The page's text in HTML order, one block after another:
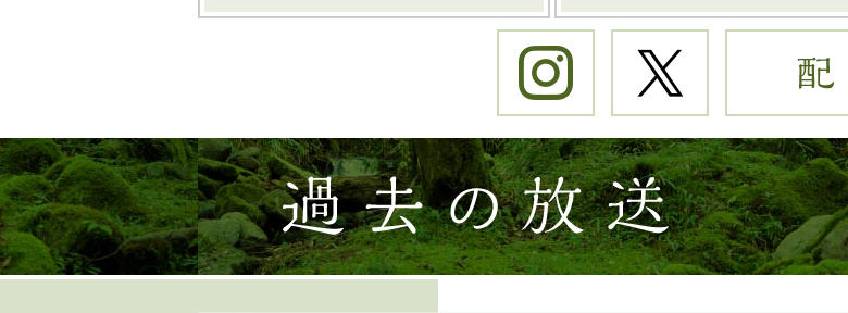
Instagram Twitter